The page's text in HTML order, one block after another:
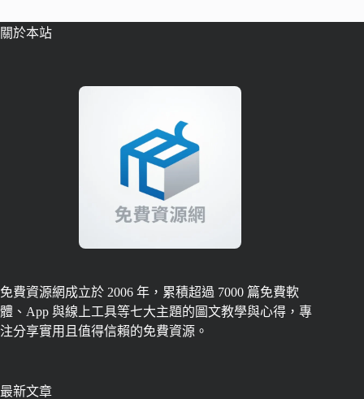
關於本站
免費資源網成立於 2006 年，累積超過 7000 篇免費軟
體、App 與線上工具等七大主題的圖文教學與心得，專
注分享實用且值得信賴的免費資源。
最新文章